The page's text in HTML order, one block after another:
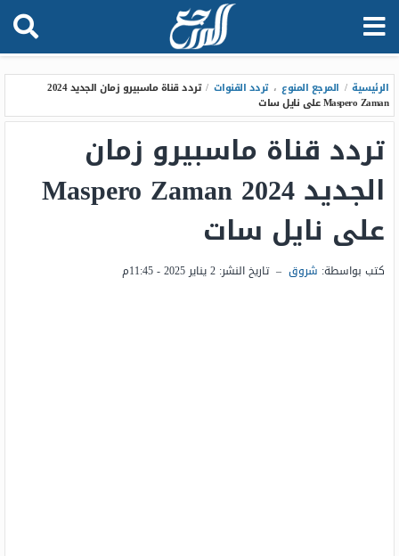
الرئيسية / المرجع المنوع ، تردد القنوات /
تردد قناة ماسبيرو زمان الجديد 2024
Maspero Zaman على نايل سات
تردد قناة ماسبيرو زمان
الجديد 2024 Maspero Zaman
على نايل سات
كتب بواسطة: شروق – تاريخ النشر: 2 يناير 2025 - 11:45م